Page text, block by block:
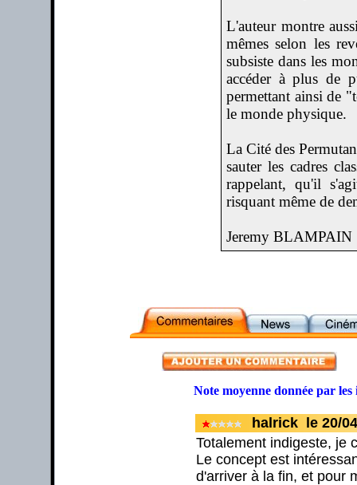
L'auteur montre
mêmes selon les
subsiste dans les
accéder à plus de
permettant ainsi de
le monde physique.
La Cité des
sauter les cadres
rappelant, qu'il
risquant même de
Jeremy BLAMPAIN
Note moyenne donnée par
halrick le 20/
Totalement indigeste, je
Le concept est
d'arriver à la fin, et pour